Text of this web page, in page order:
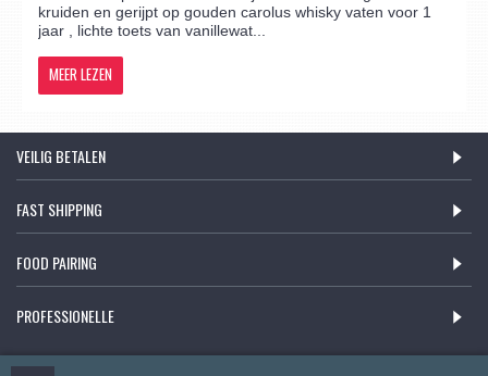
kruiden en gerijpt op gouden carolus whisky vaten voor 1
jaar , lichte toets van vanillewat...
MEER LEZEN
VEILIG BETALEN
FAST SHIPPING
FOOD PAIRING
PROFESSIONELLE